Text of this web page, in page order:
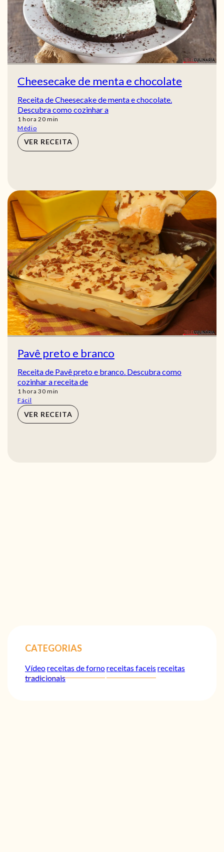
Cheesecake de menta e chocolate
Receita de Cheesecake de menta e chocolate.
Descubra como cozinhar a
1 hora
hora 20min
min
Médio
VER RECEITA
Pavê preto e branco
Receita de Pavê preto e branco. Descubra como
cozinhar a receita de
1 hora
hora 30min
min
Fácil
VER RECEITA
CATEGORIAS
Vídeoreceitas de fornoreceitas faceis receitas
tradicionais